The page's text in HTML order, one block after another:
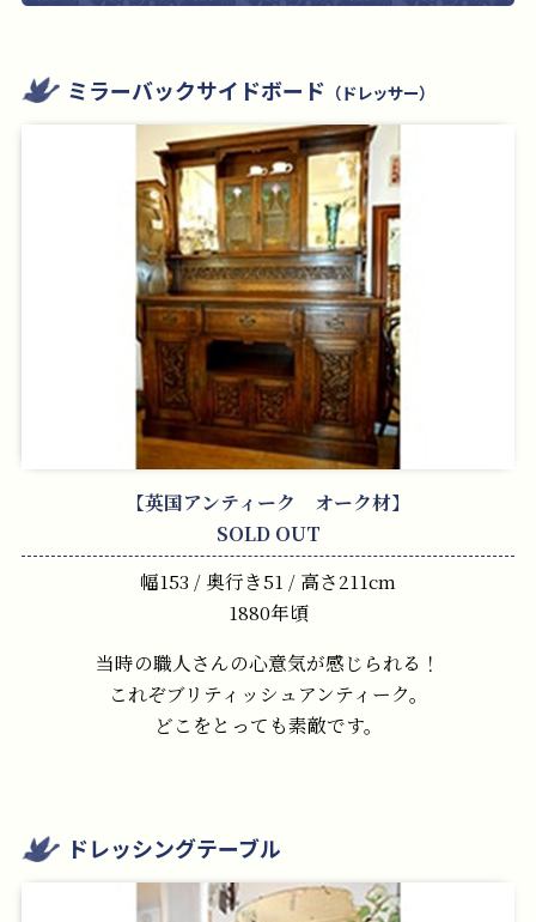
ミラーバックサイドボード （ドレッサー）
【英国アンティーク オーク材】
SOLD OUT
幅153 / 奥行き51 / 高さ211cm
1880年頃
当時の職人さんの心意気が感じられる！
これぞブリティッシュアンティーク。
どこをとっても素敵です。
ドレッシングテーブル